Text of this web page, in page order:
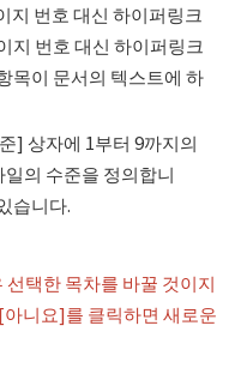
지 번호 대신 하이퍼링크
지 번호 대신 하이퍼링크
목이 문서의 텍스트에 하
] 상자에 1부터 9까지의
의 수준을 정의합니
습니다.
택한 목차를 바꿀 것이지
니요]를 클릭하면 새로운